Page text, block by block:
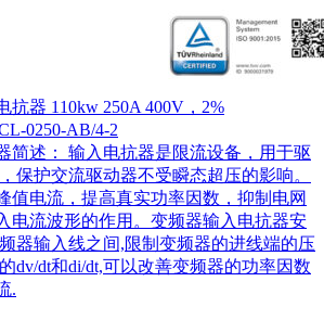
抗器 110kw 250A 400V，2%
0250-AB/4-2
简述： 输入电抗器是限流设备，用于驱
保护交流驱动器不受瞬态超压的影响。
值电流，提高真实功率因数，抑制电网
电流波形的作用。变频器输入电抗器安
器输入线之间,限制变频器的进线端的压
dv/dt和di/dt,可以改善变频器的功率因数
.